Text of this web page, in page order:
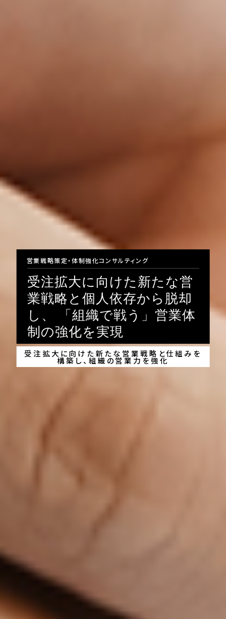
営業戦略策定・体制強化コンサルティング
受注拡大に向けた新たな営
業戦略と個人依存から脱却
し、
「組織で戦う」営業体
制の強化を実現
受注拡大に向けた新たな営業戦略と仕組みを
構築し、組織の営業力を強化